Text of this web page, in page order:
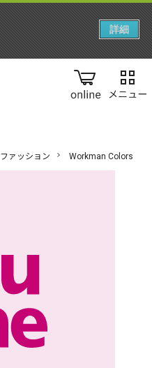
online
ファッション Workman Colors
詳細